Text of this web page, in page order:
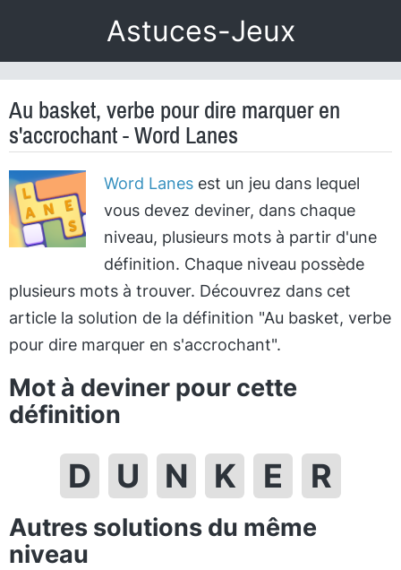
Astuces-Jeux
Au basket, verbe pour dire marquer en
s'accrochant - Word Lanes
Word Lanesest un jeu dans lequel
vous devez deviner, dans chaque
niveau, plusieurs mots à partir d'une
définition. Chaque niveau possède
plusieurs mots à trouver. Découvrez dans cet
article la solution de la définition "Au basket, verbe
pour dire marquer en s'accrochant".
Mot à deviner pour cette
définition
D U N K E R
Autres solutions du même
niveau